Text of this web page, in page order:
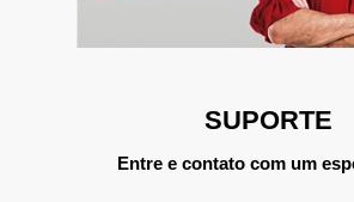
SUPORTE
Entre e contato com um